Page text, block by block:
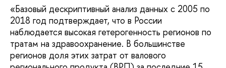
«Базовый дескриптивный анализ данных с 2005 по
2018 год подтверждает, что в России
наблюдается высокая гетерогенность регионов по
тратам на здравоохранение. В большинстве
регионов доля этих затрат от валового